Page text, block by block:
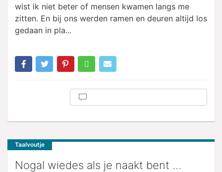
wist ik niet beter of mensen kwamen langs me
zitten. En bij ons werden ramen en deuren altijd los
gedaan in pla...
Taalvoutje
Nogal wiedes als je naakt bent …